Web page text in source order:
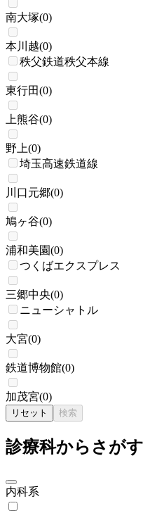
南大塚(0)
本川越(0)
秩父鉄道秩父本線
東行田(0)
上熊谷(0)
野上(0)
埼玉高速鉄道線
川口元郷(0)
鳩ヶ谷(0)
浦和美園(0)
つくばエクスプレス
三郷中央(0)
ニューシャトル
大宮(0)
鉄道博物館(0)
加茂宮(0)
リセット 検索
診療科からさがす
内科系